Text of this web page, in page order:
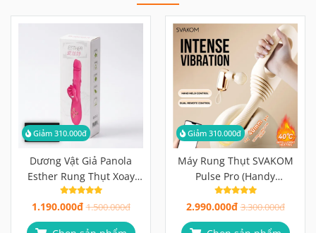
Giảm 310.000đ
Dương Vật Giả Panola
Esther Rung Thụt Xoay
Lưỡi, 24cm Đa Chức Năng
1.190.000đ 1.500.000đ
Giảm 310.000đ
Máy Rung Thụt SVAKOM
Pulse Pro (Handy
Thruster) Hút, Sưởi Ấm,
Điều Khiển App
2.990.000đ 3.300.000đ